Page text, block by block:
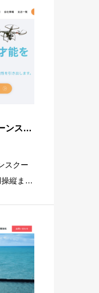
ンスク
スクー
縦まで
対応能力